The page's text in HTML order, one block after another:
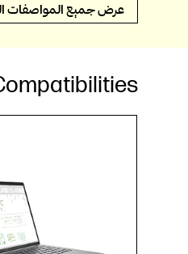
عرض جميع المواصفات